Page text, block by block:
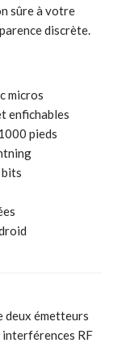
sûre à votre
discrète.
micros
enfichables
pieds
deux émetteurs
RF